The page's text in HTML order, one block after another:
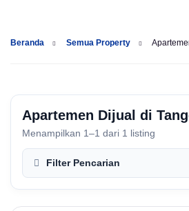
Beranda Semua Property
Apartemen Dijual di
Menampilkan 1–1 dari 1 listing
Filter Pencarian